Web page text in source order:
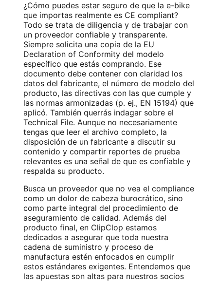
¿Cómo puedes estar seguro de que la e-bike
que importas realmente es CE compliant?
Todo se trata de diligencia y de trabajar con
un proveedor confiable y transparente.
Siempre solicita una copia de la EU
Declaration of Conformity del modelo
específico que estás comprando. Ese
documento debe contener con claridad los
datos del fabricante, el número de modelo del
producto, las directivas con las que cumple y
las normas armonizadas (p. ej., EN 15194) que
aplicó. También querrás indagar sobre el
Technical File. Aunque no necesariamente
tengas que leer el archivo completo, la
disposición de un fabricante a discutir su
contenido y compartir reportes de prueba
relevantes es una señal de que es confiable y
respalda su producto.
Busca un proveedor que no vea el compliance
como un dolor de cabeza burocrático, sino
como parte integral del procedimiento de
aseguramiento de calidad. Además del
producto final, en ClipClop estamos
dedicados a asegurar que toda nuestra
cadena de suministro y proceso de
manufactura estén enfocados en cumplir
estos estándares exigentes. Entendemos que
las apuestas son altas para nuestros socios